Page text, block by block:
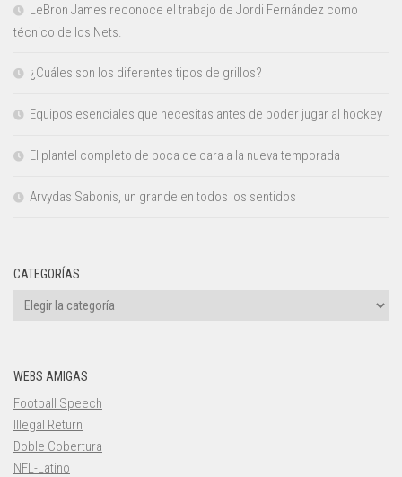
LeBron James reconoce el trabajo de Jordi Fernández como
técnico de los Nets.
¿Cuáles son los diferentes tipos de grillos?
Equipos esenciales que necesitas antes de poder jugar al hockey
El plantel completo de boca de cara a la nueva temporada
Arvydas Sabonis, un grande en todos los sentidos
CATEGORÍAS
Categorías
WEBS AMIGAS
Football Speech
Illegal Return
Doble Cobertura
NFL-Latino